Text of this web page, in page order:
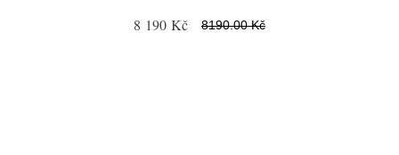
8 190 Kč 8190.00 Kč